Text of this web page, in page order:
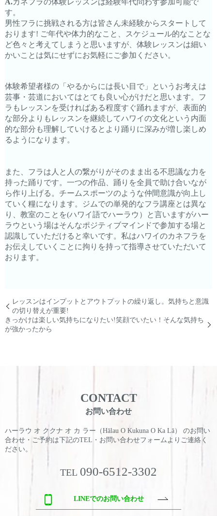
A.カネフラの体験レッスンは経験年代問わず参加可能で
す。
男性フラに挑戦される方は皆さん未経験からスタートして
おります! ご年代や体力的なこと、スケジュール的なことな
ど色々と考えてしまうと思いますが 、体験レッスンは細い
かいことは気にせずにお気軽にご参加ください。
体験希望者様の「やるからには長い目で」
というお考えは
芸事・芸道においてはとても良い心がけだと思います。フ
ラも レッスンを受ければある程度すぐ踊れますが、 表面的
な部分よりもレッスンを継続してハワイの文化という内面
的な部分も理解していけるとより踊りに深みが増し楽しめ
るようになります。
また、フラは人と人の繋がりがそのまま出る不思議な力を
持った踊り です。一つの作品、踊りを全員で助け合いなが
ら作り上げる。 チームスポーツのような仲間意識が向上し
ていく糧になります。
ジムでの単発的なフラ講座とは異な
り、教室のことを(ハワイ語でハーラウ）
と言いますがハー
ラウという場はそんなポジティブマインドで参加する場と
認識していただけると幸いです。 私はハワイのカネフラを
お伝えしていくことに拘りを持って指導させていただいて
おります。
レッスンはインプットとアウトプットの繰り返し。気持ちと意識
の切り替えが重要!
きっかけは楽しい気持ちになりたい!笑顔でいたい！そんな気持ち
が強かったから
CONTACT
お問い合わせ
ハーラウ オ ククナ オ カ ラー（Hālau O Kukuna O Ka Lā） のお問い
合わせ・ご予約は下記のTEL・お問い合わせフォームよりご連絡く
ださい。
TEL 090-6512-3302
LINEでのお問い合わせ